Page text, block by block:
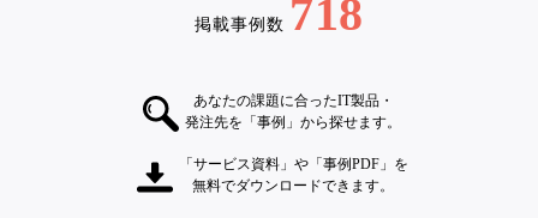
掲載事例数 718
あなたの課題に合ったIT製品・
発注先を「事例」から探せます。
「サービス資料」や「事例PDF」を
無料でダウンロードできます。